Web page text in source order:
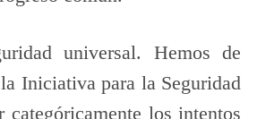
universal. Hemos de
Iniciativa para la Seguridad
categóricamente los intentos